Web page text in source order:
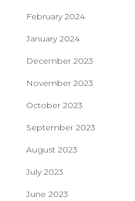
February 2024
January 2024
December 2023
November 2023
October 2023
September 2023
August 2023
July 2023
June 2023